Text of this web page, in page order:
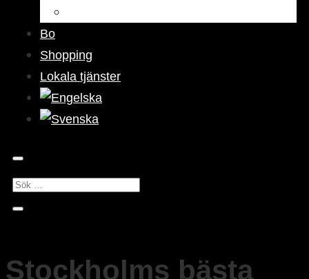
Bo
Shopping
Lokala tjänster
Stockholms bästa